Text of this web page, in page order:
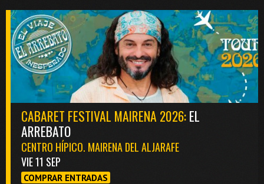
CABARET FESTIVAL MAIRENA 2026:EL
ARREBATO
CENTRO HÍPICO. MAIRENA DEL ALJARAFE
VIE 11 SEP
COMPRAR ENTRADAS